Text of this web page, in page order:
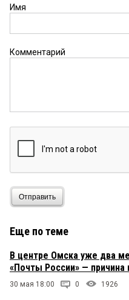
Имя
Комментарий
Отправить
Еще по теме
В центре Омска уже два
«Почты России» —
30 мая 18:00 0 1926